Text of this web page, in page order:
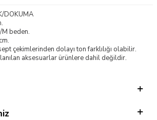
DOKUMA
beden.
çekimlerinden dolayı ton farklılığı olabilir.
aksesuarlar ürünlere dahil değildir.